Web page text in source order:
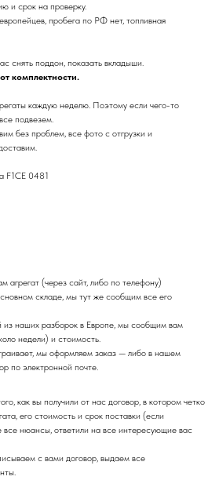
и срок на проверку.
пробега по РФ нет, топливная
снять поддон, показать вкладыши.
комплектности.
каждую неделю. Поэтому если чего-то
подвезем.
без проблем, все фото с отгрузки и
F1CE 0481
агрегат (через сайт, либо по телефону)
складе, мы тут же сообщим все его
из наших разборок в Европе, мы сообщим вам
недели) и стоимость.
мы оформляем заказ — либо в нашем
по электронной почте.
как вы получили от нас договор, в котором четко
его стоимость и срок поставки (если
нюансы, ответили на все интересующие вас
с вами договор, выдаем все